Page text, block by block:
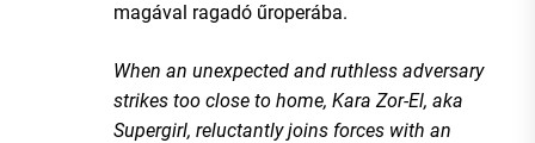
magával ragadó űroperába.
When an unexpected and ruthless adversary
strikes too close to home, Kara Zor-El, aka
Supergirl, reluctantly joins forces with an